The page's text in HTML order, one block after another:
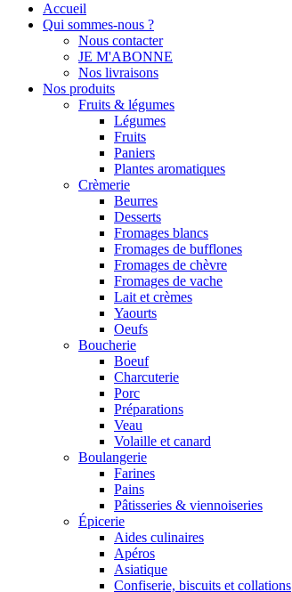
Accueil
Qui sommes-nous ?
Nous contacter
JE M'ABONNE
Nos livraisons
Nos produits
Fruits & légumes
Légumes
Fruits
Paniers
Plantes aromatiques
Crèmerie
Beurres
Desserts
Fromages blancs
Fromages de bufflones
Fromages de chèvre
Fromages de vache
Lait et crèmes
Yaourts
Oeufs
Boucherie
Boeuf
Charcuterie
Porc
Préparations
Veau
Volaille et canard
Boulangerie
Farines
Pains
Pâtisseries & viennoiseries
Épicerie
Aides culinaires
Apéros
Asiatique
Confiserie, biscuits et collations